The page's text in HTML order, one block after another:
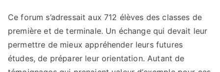
Ce forum s’adressait aux 712 élèves des classes de
première et de terminale. Un échange qui devait leur
permettre de mieux appréhender leurs futures
études, de préparer leur orientation. Autant de